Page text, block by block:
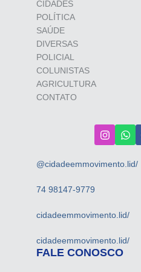
CIDADES
POLÍTICA
SAÚDE
DIVERSAS
POLICIAL
COLUNISTAS
AGRICULTURA
CONTATO
@cidadeemmovimento.lid/
74 98147-9779
cidadeemmovimento.lid/
cidadeemmovimento.lid/
FALE CONOSCO